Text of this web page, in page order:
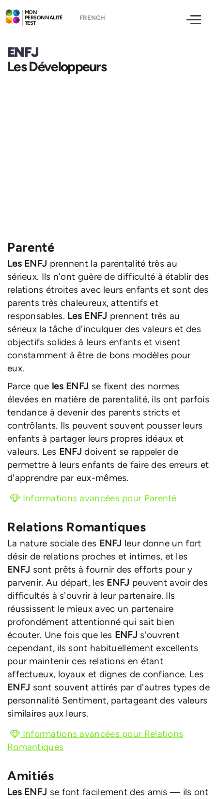
MON
PERSONNALITÉ
TEST
ENFJ
Les Développeurs
Parenté
Les ENFJ prennent la parentalité très au
sérieux. Ils n'ont guère de difficulté à établir des
relations étroites avec leurs enfants et sont des
parents très chaleureux, attentifs et
responsables. Les ENFJ prennent très au
sérieux la tâche d'inculquer des valeurs et des
objectifs solides à leurs enfants et visent
constamment à être de bons modèles pour
eux.
Parce que les ENFJ se fixent des normes
élevées en matière de parentalité, ils ont parfois
tendance à devenir des parents stricts et
contrôlants. Ils peuvent souvent pousser leurs
enfants à partager leurs propres idéaux et
valeurs. Les ENFJdoivent se rappeler de
permettre à leurs enfants de faire des erreurs et
d'apprendre par eux-mêmes.
Informations avancées pour Parenté
Relations Romantiques
La nature sociale des ENFJ leur donne un fort
désir de relations proches et intimes, et les
ENFJ sont prêts à fournir des efforts pour y
parvenir. Au départ, les ENFJ peuvent avoir des
difficultés à s'ouvrir à leur partenaire. Ils
réussissent le mieux avec un partenaire
profondément attentionné qui sait bien
écouter. Une fois que les ENFJ s'ouvrent
cependant, ils sont habituellement excellents
pour maintenir ces relations en étant
affectueux, loyaux et dignes de confiance. Les
ENFJ sont souvent attirés par d'autres types de
personnalité Sentiment, partageant des valeurs
similaires aux leurs.
Informations avancées pour Relations
Romantiques
Amitiés
Les ENFJ se font facilement des amis — ils ont